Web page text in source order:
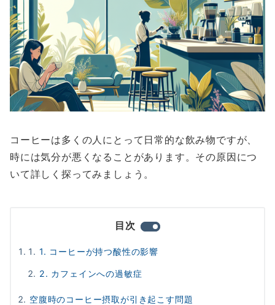
コーヒーは多くの人にとって日常的な飲み物ですが、
時には気分が悪くなることがあります。その原因につ
いて詳しく探ってみましょう。
目次
1. コーヒーが持つ酸性の影響
2. カフェインへの過敏症
空腹時のコーヒー摂取が引き起こす問題